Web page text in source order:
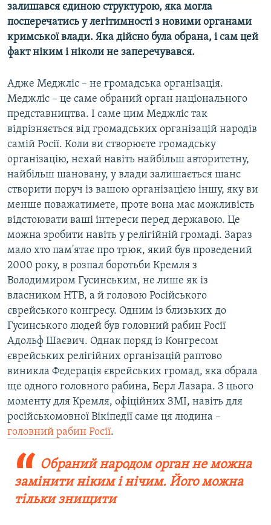
залишався єдиною структурою, яка могла
посперечатись у легітимності з новими органами
кримської влади. Яка дійсно була обрана, і сам цей
факт ніким і ніколи не заперечувався.
Адже Меджліс – не громадська організація.
Меджліс – це саме обраний орган національного
представництва. І саме цим Меджліс так
відрізняється від громадських організацій народів
самій Росії. Коли ви створюєте громадську
організацію, нехай навіть найбільш авторитетну,
найбільш шановану, у влади залишається шанс
створити поруч із вашою організацією іншу, яку ви
менше поважатимете, проте вона має можливість
відстоювати ваші інтереси перед державою. Це
можна зробити навіть у релігійній громаді. Зараз
мало хто пам'ятає про трюк, який був проведений
2000 року, в розпал боротьби Кремля з
Володимиром Гусинським, не лише як із
власником НТВ, а й головою Російського
єврейського конгресу. Одним із близьких до
Гусинського людей був головний рабин Росії
Адольф Шаєвич. Однак поряд із Конгресом
єврейських релігійних організацій раптово
виникла Федерація єврейських громад, яка обрала
ще одного головного рабина, Берл Лазара. З цього
моменту для Кремля, офіційних ЗМІ, навіть для
російськомовної Вікіпедії саме ця людина –
головний рабин Росії.
Обраний народом орган не можна
замінити ніким і нічим. Його можна
тільки знищити